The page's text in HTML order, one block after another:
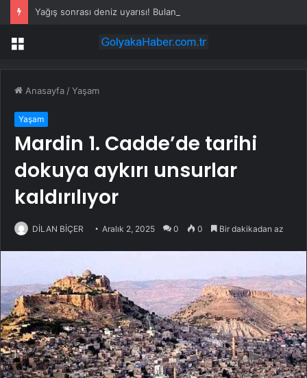
Menü
Anasayfa /Yaşam
Yaşam
Mardin 1. Cadde’de tarihi
dokuya aykırı unsurlar
kaldırılıyor
DİLAN BİÇER Aralık 2, 2025 0 0 Bir dakikadan az